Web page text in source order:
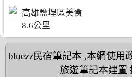
高雄鹽埕區美食
8.6公里
bluezz民宿筆記本,本網使用
旅遊筆記本建置